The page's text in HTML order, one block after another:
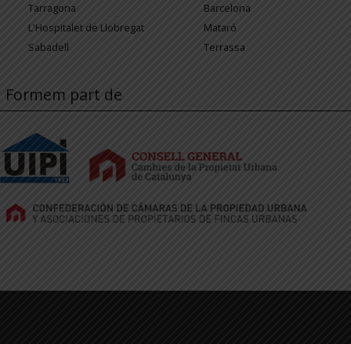
Tarragona
Barcelona
L'Hospitalet de Llobregat
Mataró
Sabadell
Terrassa
Formem part de